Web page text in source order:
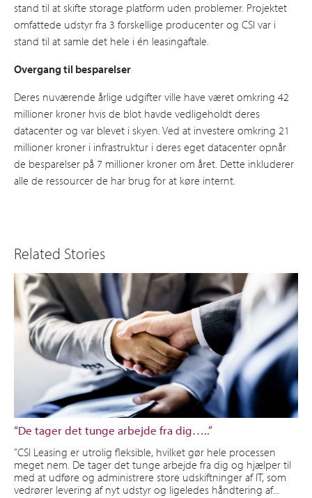
stand til at skifte storage platform uden problemer. Projektet
omfattede udstyr fra 3 forskellige producenter og CSI var i
stand til at samle det hele i én leasingaftale.
Overgang til besparelser
Deres nuværende årlige udgifter ville have været omkring 42
millioner kroner hvis de blot havde vedligeholdt deres
datacenter og var blevet i skyen. Ved at investere omkring 21
millioner kroner i infrastruktur i deres eget datacenter opnår
de besparelser på 7 millioner kroner om året. Dette inkluderer
alle de ressourcer de har brug for at køre internt.
Related Stories
“De tager det tunge arbejde fra dig…..”
”CSI Leasing er utrolig fleksible, hvilket gør hele processen
meget nem. De tager det tunge arbejde fra dig og hjælper til
med at udføre og administrere store udskiftninger af IT, som
vedrører levering af nyt udstyr og ligeledes håndtering af...